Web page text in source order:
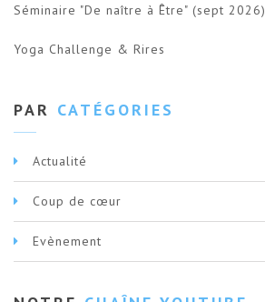
Séminaire "De naître à Être" (sept 2026)
Yoga Challenge & Rires
PAR CATÉGORIES
Actualité
Coup de cœur
Evènement